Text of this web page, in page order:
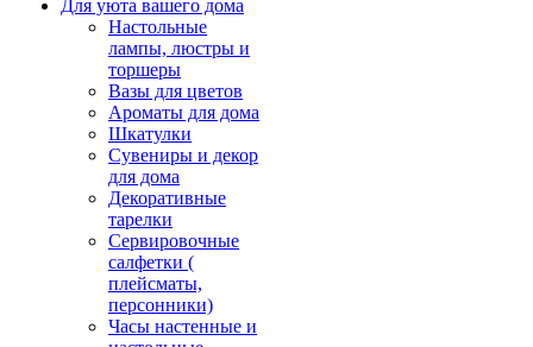
Для уюта вашего дома
Настольные
лампы, люстры и
торшеры
Вазы для цветов
Ароматы для дома
Шкатулки
Сувениры и декор
для дома
Декоративные
тарелки
Сервировочные
салфетки (
плейсматы,
персонники)
Часы настенные и